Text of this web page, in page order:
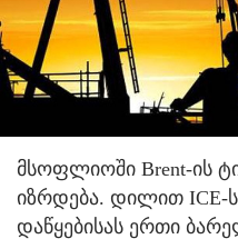
მსოფლიოში Brent-ის
იზრდება. დილით ICE-ს
დაწყებისას ერთი